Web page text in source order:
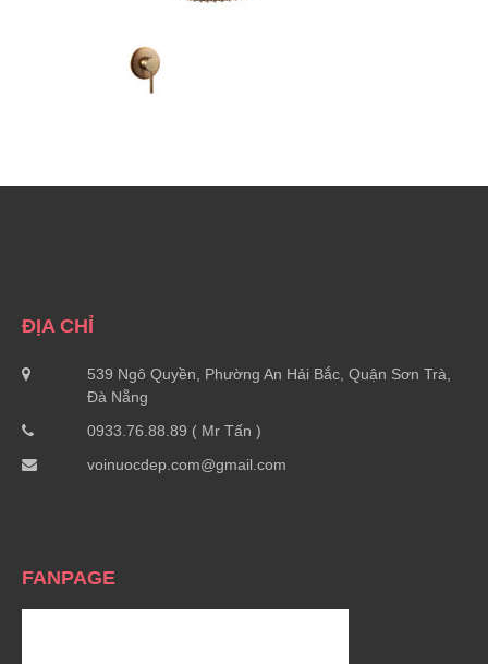
ĐỊA CHỈ
539 Ngô Quyền, Phường An Hải Bắc, Quận Sơn Trà,
Đà Nẵng
0933.76.88.89 ( Mr Tấn )
voinuocdep.com@gmail.com
FANPAGE